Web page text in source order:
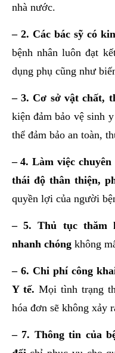
nhà nước.
– 2. Các bác sỹ có
bệnh nhân luôn đạt
dụng phụ cũng như
– 3. Cơ sở vật chất,
kiện đảm bảo vệ sinh
thể đảm bảo an toàn,
– 4. Làm việc
thái độ thân thiện,
quyền lợi của người
– 5. Thủ tục thăm
nhanh chóngkhông
– 6. Chi phí công
Y tế. Mọi tình trạng
hóa đơn sẽ không xảy
– 7. Thông tin của